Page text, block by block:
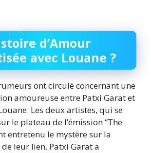
d’Amour
avec Louane ?
ont circulé concernant une
amoureuse entre Patxi Garat et
Les deux artistes, qui se
le plateau de l’émission “The
entretenu le mystère sur la
leur lien. Patxi Garat a